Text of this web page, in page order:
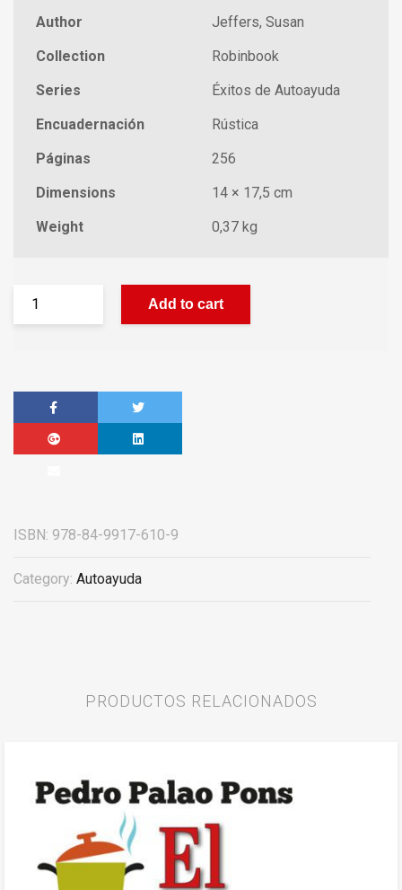
Author
Jeffers, Susan
Collection
Robinbook
Series
Éxitos de Autoayuda
Encuadernación
Rústica
Páginas
256
Dimensions
14 × 17,5 cm
Weight
0,37 kg
Add to cart
ISBN: 978-84-9917-610-9
Category: Autoayuda
PRODUCTOS RELACIONADOS